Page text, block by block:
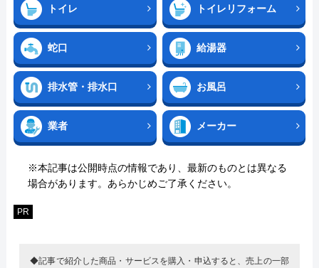
トイレ トイレリフォーム
蛇口 給湯器
排水管・排水口 お風呂
業者 メーカー
※本記事は公開時点の情報であり、最新のものとは異なる
場合があります。あらかじめご了承ください。
PR
◆記事で紹介した商品・サービスを購入・申込すると、売上の一部